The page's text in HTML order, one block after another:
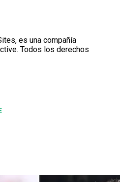
es una compañía
Todos los derechos